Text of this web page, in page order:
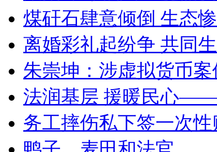
煤矸石肆意倾倒 生态
离婚彩礼起纷争 共同
朱崇坤：涉虚拟货币
法润基层 援暖民心
务工摔伤私下签一次